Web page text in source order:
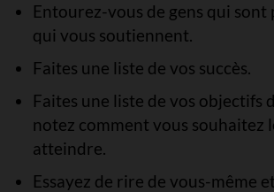
Entourez-vous de gens qui sont
qui vous soutiennent.
Faites une liste de vos succès.
Faites une liste de vos objectifs
notez comment vous souhaitez
atteindre.
Essayez de rire de vous-même